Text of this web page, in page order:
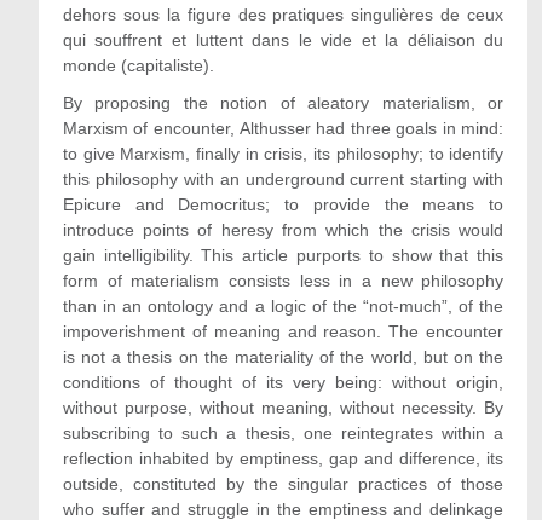
dehors sous la figure des pratiques singulières de ceux
qui souffrent et luttent dans le vide et la déliaison du
monde (capitaliste).
By proposing the notion of aleatory materialism, or
Marxism of encounter, Althusser had three goals in mind:
to give Marxism, finally in crisis, its philosophy; to identify
this philosophy with an underground current starting with
Epicure and Democritus; to provide the means to
introduce points of heresy from which the crisis would
gain intelligibility. This article purports to show that this
form of materialism consists less in a new philosophy
than in an ontology and a logic of the “not-much”, of the
impoverishment of meaning and reason. The encounter
is not a thesis on the materiality of the world, but on the
conditions of thought of its very being: without origin,
without purpose, without meaning, without necessity. By
subscribing to such a thesis, one reintegrates within a
reflection inhabited by emptiness, gap and difference, its
outside, constituted by the singular practices of those
who suffer and struggle in the emptiness and delinkage